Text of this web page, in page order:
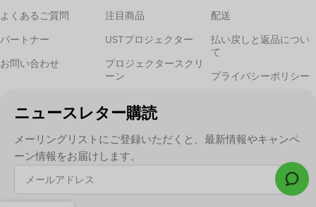
よくあるご質問
パートナー
お問い合わせ
注目商品
USTプロジェクター
プロジェクタースクリ
ーン
配送
払い戻しと返品につい
て
プライバシーポリシー
ニュースレター購読
メーリングリストにご登録いただくと、最新情報やキャンペ
ーン情報をお届けします。